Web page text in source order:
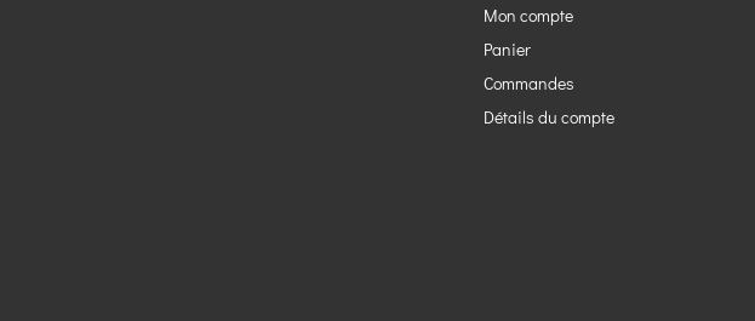
Mon compte
Panier
Commandes
Détails du compte